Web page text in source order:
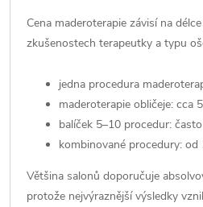
Cena maderoterapie závisí na
zkušenostech terapeutky a typu
jedna procedura
maderoterapie obličeje: cca
balíček 5–10 procedur:
kombinované procedury: od
Většina salonů doporučuje
protože nejvýraznější výsledky